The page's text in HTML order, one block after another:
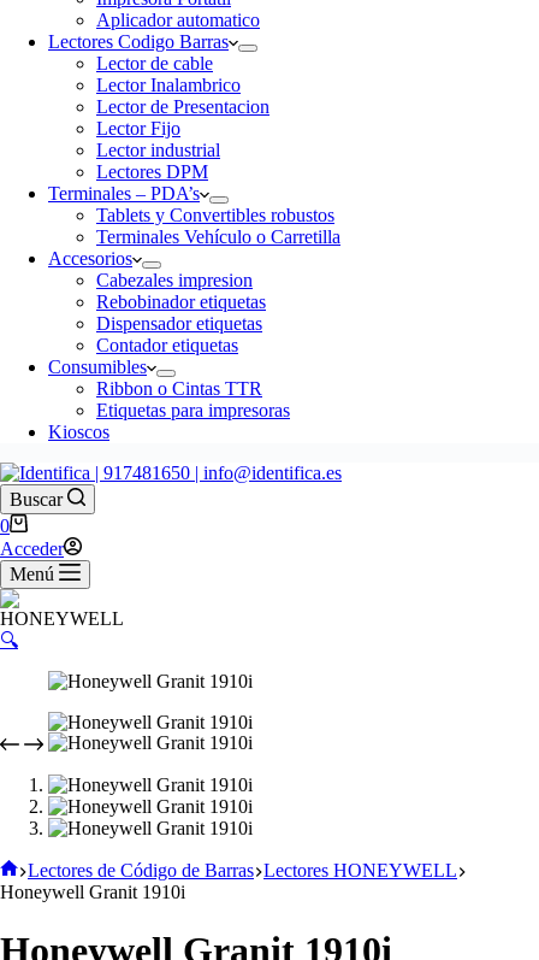
Aplicador automatico
Lectores Codigo Barras
Lector de cable
Lector Inalambrico
Lector de Presentacion
Lector Fijo
Lector industrial
Lectores DPM
Terminales – PDA’s
Tablets y Convertibles robustos
Terminales Vehículo o Carretilla
Accesorios
Cabezales impresion
Rebobinador etiquetas
Dispensador etiquetas
Contador etiquetas
Consumibles
Ribbon o Cintas TTR
Etiquetas para impresoras
Kioscos
Buscar
0
Acceder
Menú
🔍
Lectores de Código de Barras Lectores HONEYWELL
Honeywell Granit 1910i
Honeywell Granit 1910i